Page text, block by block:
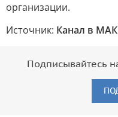
организации.
Источник: Канал в
Подписывайтесь